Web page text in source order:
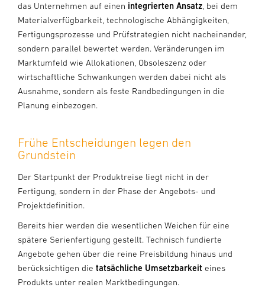
das Unternehmen auf einen integrierten Ansatz , bei dem
Materialverfügbarkeit, technologische Abhängigkeiten,
Fertigungsprozesse und Prüfstrategien nicht nacheinander,
sondern parallel bewertet werden. Veränderungen im
Marktumfeld wie Allokationen, Obsoleszenz oder
wirtschaftliche Schwankungen werden dabei nicht als
Ausnahme, sondern als feste Randbedingungen in die
Planung einbezogen.
Frühe Entscheidungen legen den
Grundstein
Der Startpunkt der Produktreise liegt nicht in der
Fertigung, sondern in der Phase der Angebots- und
Projektdefinition.
Bereits hier werden die wesentlichen Weichen für eine
spätere Serienfertigung gestellt. Technisch fundierte
Angebote gehen über die reine Preisbildung hinaus und
berücksichtigen die tatsächliche Umsetzbarkeit eines
Produkts unter realen Marktbedingungen.